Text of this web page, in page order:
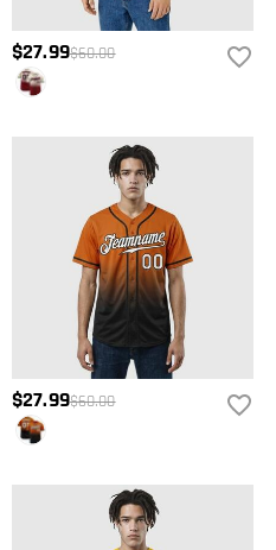
$27.99$60.00
$27.99$60.00